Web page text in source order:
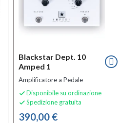
Blackstar Dept. 10
Amped 1
Amplificatore a Pedale
 Disponibile su ordinazione
 Spedizione gratuita
390,00 €